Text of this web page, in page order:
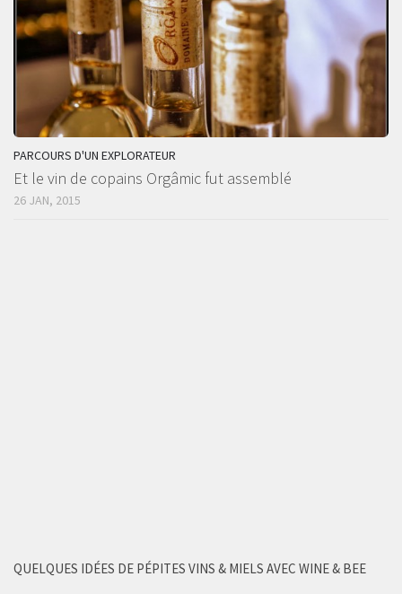
PARCOURS D'UN EXPLORATEUR
Et le vin de copains Orgâmic fut assemblé
26 JAN, 2015
QUELQUES IDÉES DE PÉPITES VINS & MIELS AVEC WINE & BEE